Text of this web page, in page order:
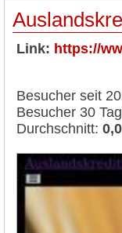
Link: https://
Besucher seit
Besucher 30
Durchschnitt: